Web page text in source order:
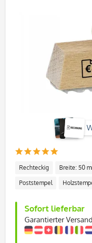
Rechteckig Breite: 50
Poststempel
Sofort lieferbar
Garantierter Versand